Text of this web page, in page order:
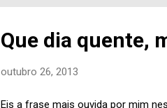
Gente,
nos dias 5
Que dia quente,
outubro 26, 2013
Eis a frase mais ouvida por mim